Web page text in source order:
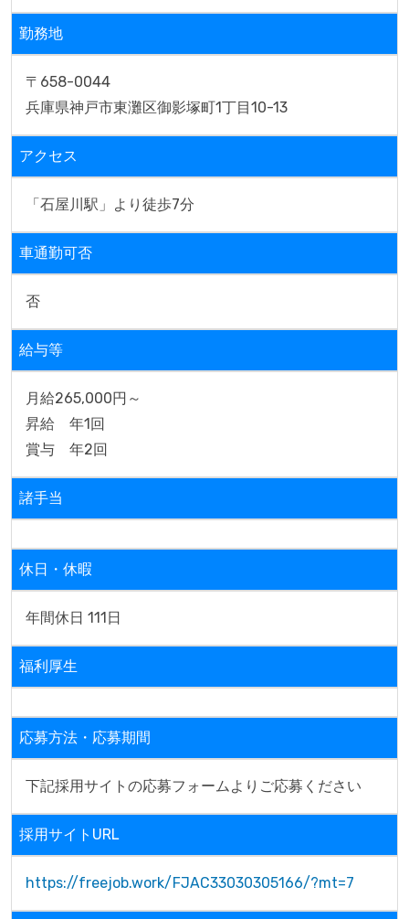
勤務地
〒658-0044
兵庫県神戸市東灘区御影塚町1丁目10-13
アクセス
「石屋川駅」より徒歩7分
車通勤可否
否
給与等
月給265,000円～
昇給　年1回
賞与　年2回
諸手当
休日・休暇
年間休日 111日
福利厚生
応募方法・応募期間
下記採用サイトの応募フォームよりご応募ください
採用サイトURL
https://freejob.work/FJAC33030305166/?mt=7